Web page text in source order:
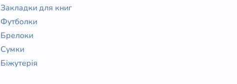
Закладки для книг
Футболки
Брелоки
Сумки
Біжутерія